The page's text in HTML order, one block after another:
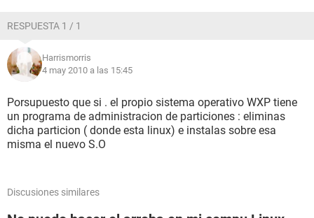
RESPUESTA 1 / 1
Harrismorris
4 may 2010 a las 15:45
Porsupuesto que si . el propio sistema operativo WXP tiene
un programa de administracion de particiones : eliminas
dicha particion ( donde esta linux) e instalas sobre esa
misma el nuevo S.O
Discusiones similares